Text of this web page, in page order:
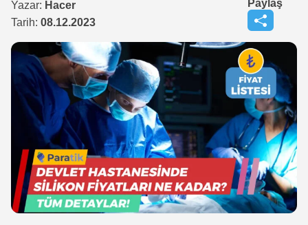
Yazar: Hacer
Tarih: 08.12.2023
Paylaş